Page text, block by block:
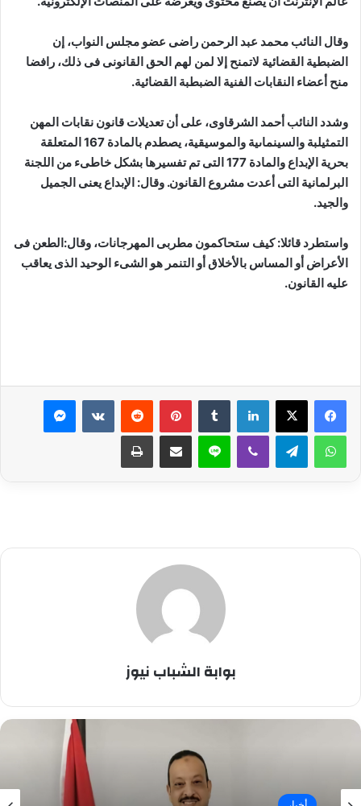
وقال النائب محمد عبد الرحمن راضى عضو مجلس النواب، إن
الضبطية القضائية لاتمنح إلا لمن لهم الحق القانونى فى ذلك، رافضا
منح أعضاء النقابات الفنية الضبطبة القضائية.
وشدد النائب أحمد الشرقاوى، على أن تعديلات قانون نقابات المهن
التمثيلبة والسينماىية والموسيقية، يصطدم بالمادة 167 المتعلقة
بحرية الإبداع والمادة 177 التى تم تفسيرها بشكل خاطىء من اللجنة
البرلمانية التى أعدت مشروع القانون. وقال: الإبداع يعنى الجميل
والجيد.
واستطرد قائلا: كيف ستحاكمون مطربى المهرجانات، وقال:الطعن فى
الأعراض أو المساس بالأخلاق أو التنمر هو الشىء الوحيد الذى يعاقب
عليه القانون.
لينكدإن بينتيريست ماسنجر
واتساب تيلقرام ڤايبر لاين مشاركة عبر البريد طباعة
بوابة الشباب نيوز